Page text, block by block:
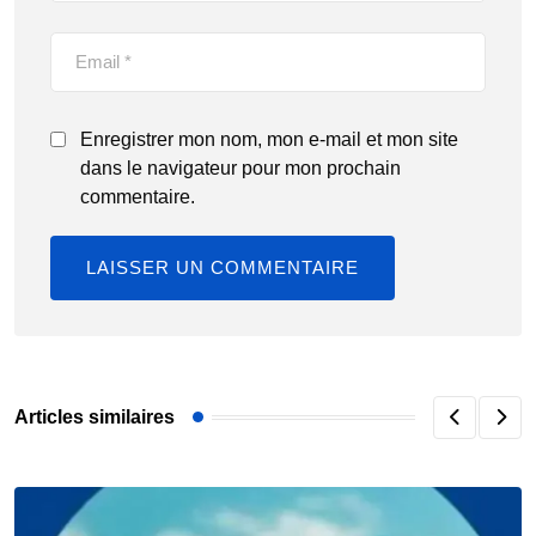
Enregistrer mon nom, mon e-mail et mon site
dans le navigateur pour mon prochain
commentaire.
Articles similaires